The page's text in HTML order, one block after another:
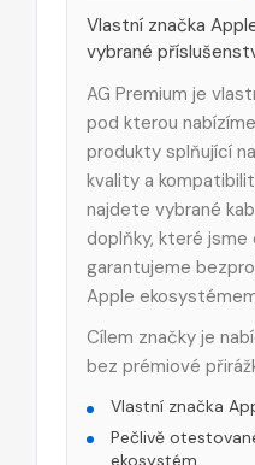
Vlastní značka
vybrané
AG Premium je
pod kterou
produkty splňující
kvality a
najdete vybrané
doplňky, které
garantujeme
Apple
Cílem značky je
bez prémiové
Vlastní značka
Pečlivě
ekosystém